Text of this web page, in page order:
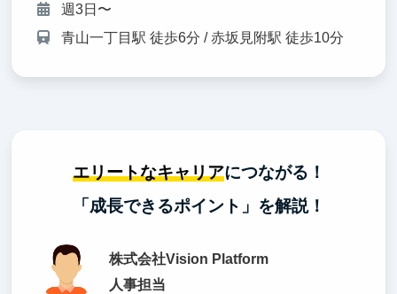
週3日〜
青山一丁目駅 徒歩6分 / 赤坂見附駅 徒歩10分
エリートなキャリアにつながる！
「成長できるポイント」を解説！
株式会社Vision Platform
人事担当